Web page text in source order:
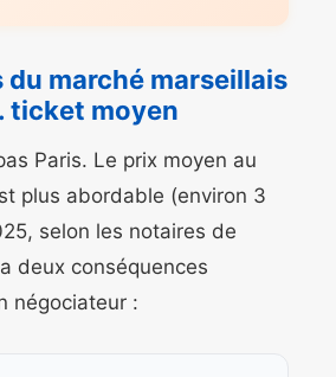
marché marseillais
ticket moyen
Paris. Le prix moyen au
plus abordable (environ 3
selon les notaires de
deux conséquences
négociateur :